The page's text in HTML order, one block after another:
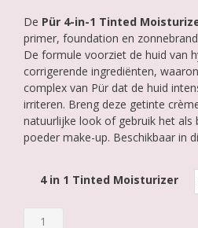
De Pür 4-in-1 Tinted
primer, foundation en
De formule voorziet de huid van
corrigerende ingrediënten,
complex van Pür dat de huid
irriteren. Breng deze getinte
natuurlijke look of gebruik het als
poeder make-up. Beschikbaar in
4 in 1 Tinted Moisturizer
Pür